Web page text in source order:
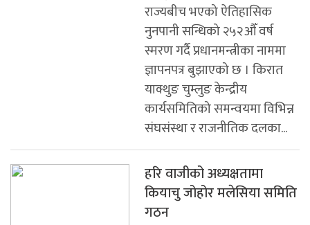
राज्यबीच भएको ऐतिहासिक
नुनपानी सन्धिको २५२औँ वर्ष
स्मरण गर्दै प्रधानमन्त्रीका नाममा
ज्ञापनपत्र बुझाएको छ । किरात
याक्थुङ चुम्लुङ केन्द्रीय
कार्यसमितिको समन्वयमा विभिन्न
संघसंस्था र राजनीतिक दलका...
हरि वाजीको अध्यक्षतामा
कियाचु जोहोर मलेसिया समिति
गठन